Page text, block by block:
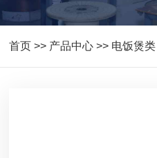
首页 >> 产品中心 >> 电饭煲类